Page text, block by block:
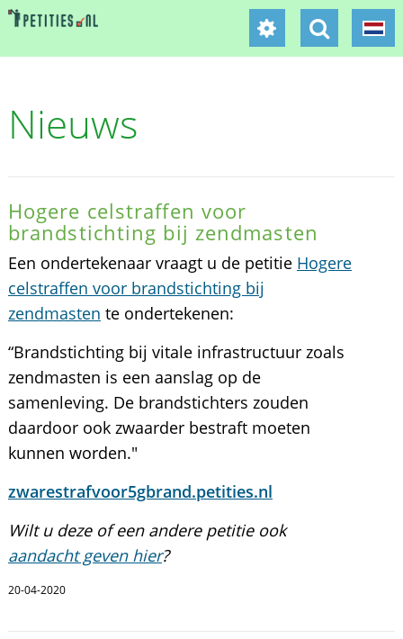
Nieuws
Hogere celstraffen voor
brandstichting bij zendmasten
Een ondertekenaar vraagt u de petitie Hogere
celstraffen voor brandstichting bij
zendmasten te ondertekenen:
“Brandstichting bij vitale infrastructuur zoals
zendmasten is een aanslag op de
samenleving. De brandstichters zouden
daardoor ook zwaarder bestraft moeten
kunnen worden."
zwarestrafvoor5gbrand.petities.nl
Wilt u deze of een andere petitie ook
aandacht geven hier?
20-04-2020